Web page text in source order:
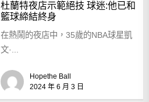
杜蘭特夜店示範絕技 球迷:他已和
籃球締結終身
在熱鬧的夜店中，35歲的NBA球星凱
文·...
Hopethe Ball
2024 年 6 月 3 日